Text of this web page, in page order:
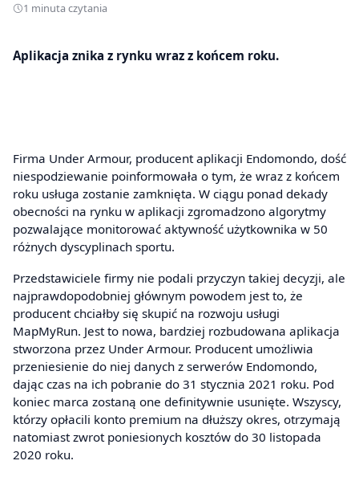
1 minuta czytania
Aplikacja znika z rynku wraz z końcem roku.
Firma Under Armour, producent aplikacji Endomondo, dość
niespodziewanie poinformowała o tym, że wraz z końcem
roku usługa zostanie zamknięta. W ciągu ponad dekady
obecności na rynku w aplikacji zgromadzono algorytmy
pozwalające monitorować aktywność użytkownika w 50
różnych dyscyplinach sportu.
Przedstawiciele firmy nie podali przyczyn takiej decyzji, ale
najprawdopodobniej głównym powodem jest to, że
producent chciałby się skupić na rozwoju usługi
MapMyRun. Jest to nowa, bardziej rozbudowana aplikacja
stworzona przez Under Armour. Producent umożliwia
przeniesienie do niej danych z serwerów Endomondo,
dając czas na ich pobranie do 31 stycznia 2021 roku. Pod
koniec marca zostaną one definitywnie usunięte. Wszyscy,
którzy opłacili konto premium na dłuższy okres, otrzymają
natomiast zwrot poniesionych kosztów do 30 listopada
2020 roku.